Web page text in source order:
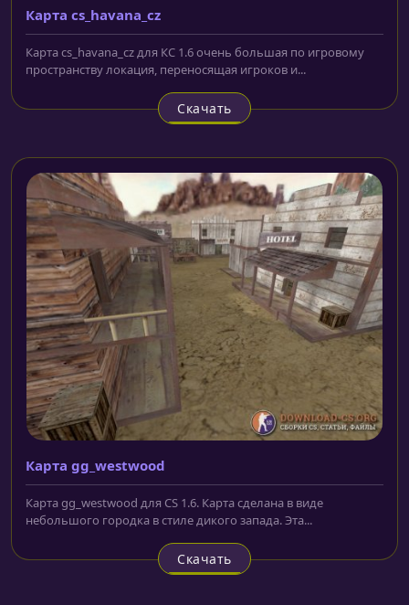
Карта cs_havana_cz
Карта cs_havana_cz для КС 1.6 очень большая по игровому
пространству локация, переносящая игроков и...
Скачать
Карта gg_westwood
Карта gg_westwood для CS 1.6. Карта сделана в виде
небольшого городка в стиле дикого запада. Эта...
Скачать